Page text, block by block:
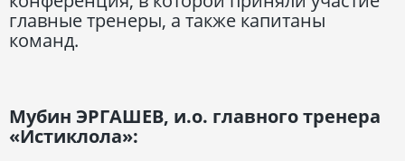
главные тренеры, а также капитаны
команд.
Мубин ЭРГАШЕВ, и.о. главного тренера
«Истиклола»: